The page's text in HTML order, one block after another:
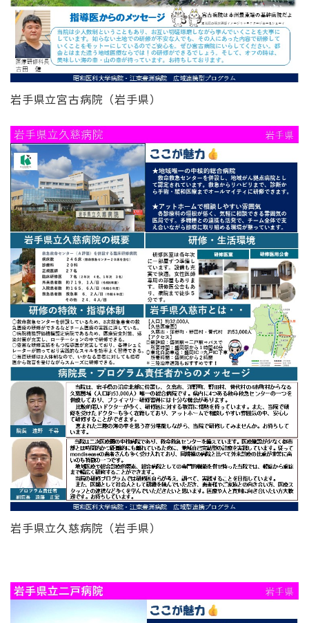
岩手県立宮古病院（岩手県）
岩手県立久慈病院（岩手県）